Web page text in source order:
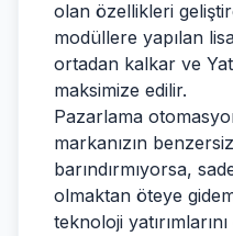
olan özellikleri
modüllere yapılan
ortadan kalkar ve
maksimize edilir.
Pazarlama
markanızın
barındırmıyorsa,
olmaktan öteye
teknoloji